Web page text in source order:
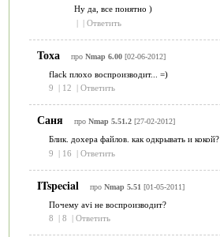
Ну да, все понятно )
| | Ответить
Тоха про Nmap 6.00[02-06-2012]
flack плохо воспроизводит... =)
9
12 Ответить
Саня про Nmap 5.51.2[27-02-2012]
Блик. дохера файлов. как одкрывать и кокой?
9
| 16 | Ответить
ITspecial про Nmap 5.51 [01-05-2011]
Почему avi не воспроизводит?
8
8 Ответить